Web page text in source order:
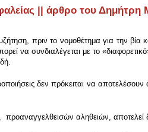
|| άρθρο του
πριν το νομοθέτημα για την βία
να συνδιαλέγεται με το
δεν πρόκειται να
αληθειών, αποτελεί